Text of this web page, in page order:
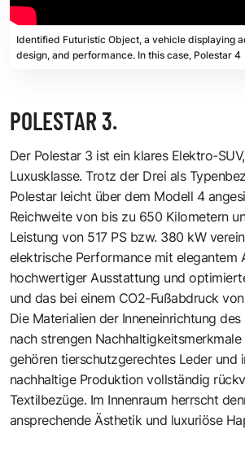
Identified Futuristic Object, a vehicle displaying
design, and performance. In this case, Polestar 4
POLESTAR 3.
Der Polestar 3 ist ein klares Elektro-
Luxusklasse. Trotz der Drei als
Polestar leicht über dem Modell 4
Reichweite von bis zu 650 Kilometern
Leistung von 517 PS bzw. 380 kW
elektrische Performance mit elegantem
hochwertiger Ausstattung und
und das bei einem CO2-Fußabdruck
Die Materialien der Inneneinrichtung
nach strengen
gehören tierschutzgerechtes Leder und
nachhaltige Produktion vollständig
Textilbezüge. Im Innenraum herrscht
ansprechende Ästhetik und luxuriöse